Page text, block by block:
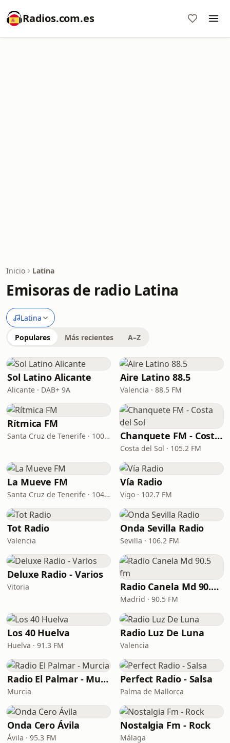
Radios.com.es
Inicio Latina
Emisoras de radio Latina
Latina
Populares Más recientes A–Z
Sol Latino Alicante
Alicante · DAB+ 9A
Aire Latino 88.5
Valencia · 88.5 FM
Rítmica FM
Santa Cruz de Tenerife · 100.6 FM Chanquete FM - Costa del Sol
Costa del Sol · 105.2 FM
La Mueve FM
Santa Cruz de Tenerife · 104.5 FM
Vía Radio
Vigo · 102.7 FM
Tot Radio
Valencia
Onda Sevilla Radio
Sevilla · 106.2 FM
Deluxe Radio - Varios
Vitoria Radio Canela Md 90.5 fm
Madrid · 90.5 FM
Los 40 Huelva
Huelva · 91.3 FM
Radio Luz De Luna
Valencia
Radio El Palmar - Murcia
Murcia
Perfect Radio - Salsa
Palma de Mallorca
Onda Cero Ávila
Ávila · 95.3 FM
Nostalgia Fm - Rock
Málaga